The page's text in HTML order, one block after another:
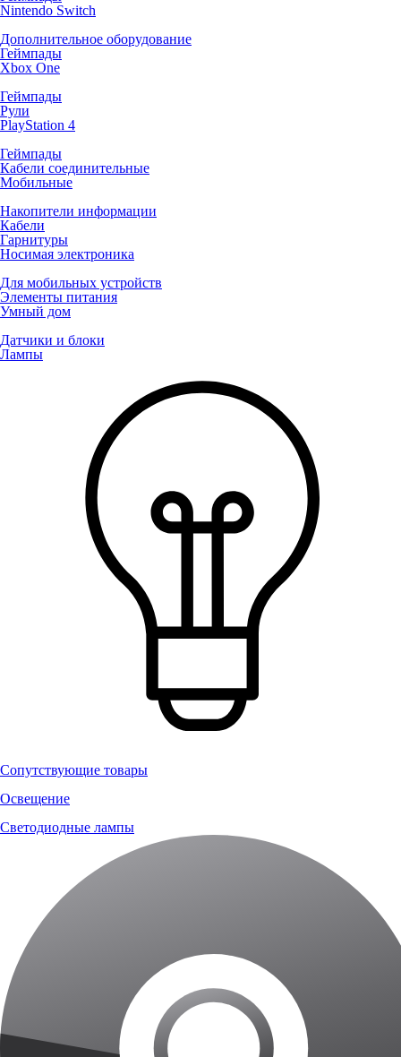
Nintendo Switch
Дополнительное оборудование
Геймпады
Xbox One
Геймпады
Рули
PlayStation 4
Геймпады
Кабели соединительные
Мобильные
Накопители информации
Кабели
Гарнитуры
Носимая электроника
Для мобильных устройств
Элементы питания
Умный дом
Датчики и блоки
Лампы
Сопутствующие товары
Освещение
Светодиодные лампы